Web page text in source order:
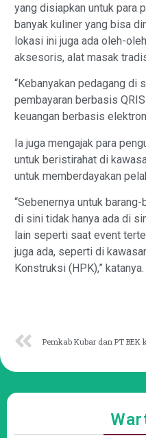
yang disiapkan untuk para
banyak kuliner yang bisa
lokasi ini juga ada oleh-
aksesoris, alat masak
“Kebanyakan pedagang di
pembayaran berbasis
keuangan berbasis
Ia juga mengajak para
untuk beristirahat di
untuk memberdayakan
“Sebenernya untuk
di sini tidak hanya ada di
lain seperti saat event
juga ada, seperti di
Konstruksi (HPK),” katanya.